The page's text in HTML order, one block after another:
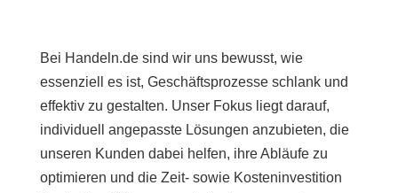
Bei Handeln.de sind wir uns bewusst, wie
essenziell es ist, Geschäftsprozesse schlank und
effektiv zu gestalten. Unser Fokus liegt darauf,
individuell angepasste Lösungen anzubieten, die
unseren Kunden dabei helfen, ihre Abläufe zu
optimieren und die Zeit- sowie Kosteninvestition